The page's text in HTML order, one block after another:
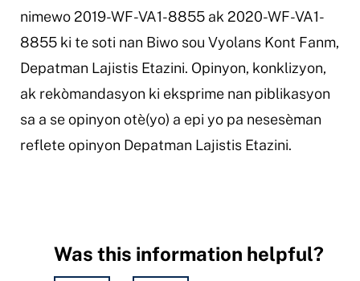
nimewo 2019-WF-VA1-8855 ak 2020-WF-VA1-
8855 ki te soti nan Biwo sou Vyolans Kont Fanm,
Depatman Lajistis Etazini. Opinyon, konklizyon,
ak rekòmandasyon ki eksprime nan piblikasyon
sa a se opinyon otè(yo) a epi yo pa nesesèman
reflete opinyon Depatman Lajistis Etazini.
Was this information helpful?